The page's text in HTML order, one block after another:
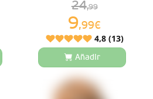
24,99
9,99€
4,8 (13)
Añadir